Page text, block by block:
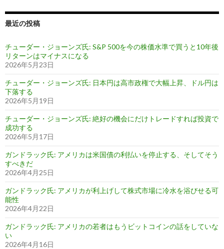
最近の投稿
チューダー・ジョーンズ氏: S&P 500を今の株価水準で買うと10年後
リターンはマイナスになる
2026年5月23日
チューダー・ジョーンズ氏: 日本円は高市政権で大幅上昇、ドル円は
下落する
2026年5月19日
チューダー・ジョーンズ氏: 絶好の機会にだけトレードすれば投資で
成功する
2026年5月17日
ガンドラック氏: アメリカは米国債の利払いを停止する、そしてそう
すべきだ
2026年4月25日
ガンドラック氏: アメリカが利上げして株式市場に冷水を浴びせる可
能性
2026年4月22日
ガンドラック氏: アメリカの若者はもうビットコインの話をしていな
い
2026年4月16日